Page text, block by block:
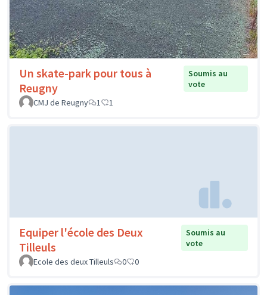
Un skate-park pour tous à
Reugny
Soumis au
vote
CMJ de Reugny
1 1
Equiper l'école des Deux
Tilleuls
Soumis au
vote
Ecole des deux Tilleuls
0 0